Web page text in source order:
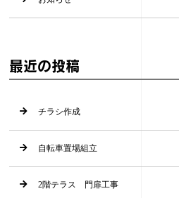
最近の投稿
チラシ作成
自転車置場組立
2階テラス 門扉工事